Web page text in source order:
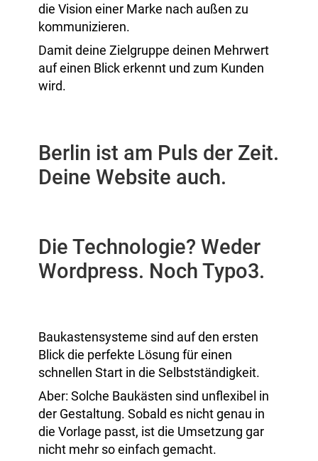
die Vision einer Marke nach außen zu
kommunizieren.
Damit deine Zielgruppe deinen Mehrwert
auf einen Blick erkennt und zum Kunden
wird.
Berlin ist am Puls der Zeit.
Deine Website auch.
Die Technologie? Weder
Wordpress. Noch Typo3.
Baukastensysteme sind auf den ersten
Blick die perfekte Lösung für einen
schnellen Start in die Selbstständigkeit.
Aber: Solche Baukästen sind unflexibel in
der Gestaltung. Sobald es nicht genau in
die Vorlage passt, ist die Umsetzung gar
nicht mehr so einfach gemacht.